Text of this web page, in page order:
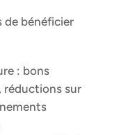
de bénéficier
: bons
réductions sur